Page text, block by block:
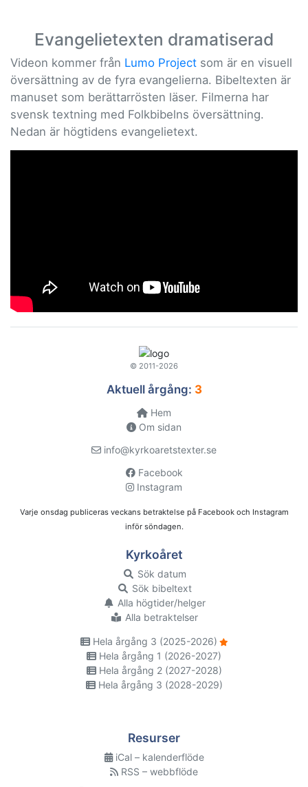
Evangelietexten dramatiserad
Videon kommer från Lumo Project som är en visuell
översättning av de fyra evangelierna. Bibeltexten är
manuset som berättarrösten läser. Filmerna har
svensk textning med Folkbibelns översättning.
Nedan är högtidens evangelietext.
© 2011-2026
Aktuell årgång: 3
Hem
Om sidan
info@kyrkoaretstexter.se
Facebook
Instagram
Varje onsdag publiceras veckans betraktelse på Facebook och Instagram
inför söndagen.
Kyrkoåret
Sök datum
Sök bibeltext
Alla högtider/helger
Alla betraktelser
Hela årgång 3 (2025-2026)
Hela årgång 1 (2026-2027)
Hela årgång 2 (2027-2028)
Hela årgång 3 (2028-2029)
Resurser
iCal – kalenderflöde
RSS – webbflöde